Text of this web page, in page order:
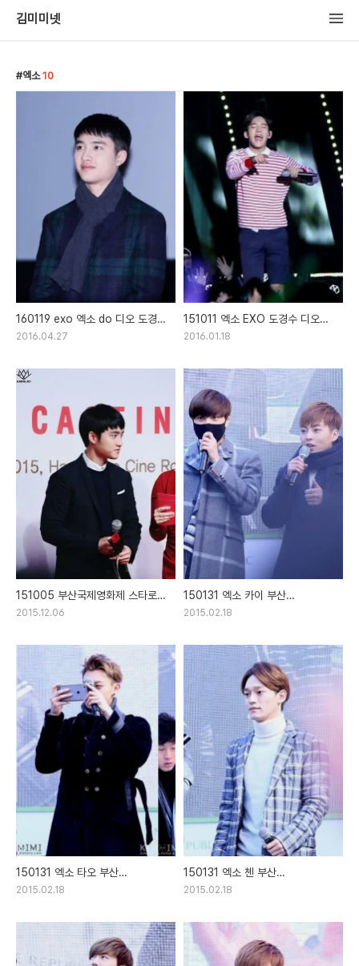
김미미넷
엑소 10
160119 exo 엑소 do 디오 도경수
부산 순정 무대인사 쇼케이스 직찍
2016.04.27
151011 엑소 EXO 도경수 디오
DO 백현 찬열 카이
Me Right 직캠
2016.01.18
151005 부산국제영화제 스타로드
직찍 part.3 도경수
2015.12.06
150131 엑소 카이 부산
네이쳐리퍼블릭 광복점 팬싸인회
2015.02.18
150131 엑소 타오 부산
네이쳐리퍼블릭 광복점 팬싸인회
2015.02.18
150131 엑소 첸 부산
네이쳐리퍼블릭 광복점 팬싸인회
2015.02.18